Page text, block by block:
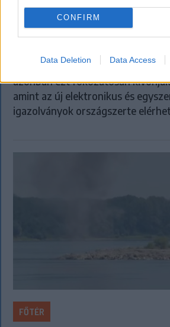
CONFIRM
Data Deletion Data Access
Meddig használható még
személyi?
mintára kiállított személyi
azonban ezt fokozatosan
amint az új elektronikus és
igazolványok országszerte
FŐTÉR